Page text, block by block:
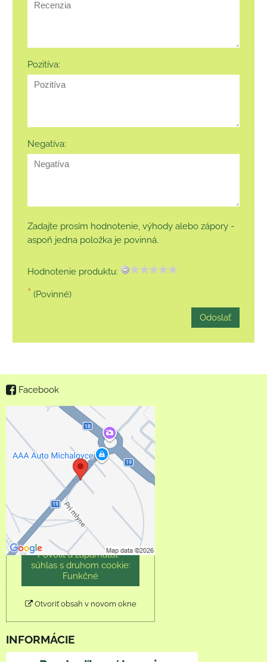
Pozitíva:
Negatíva:
Zadajte prosím hodnotenie, výhody alebo zápory -
aspoň jedna položka je povinná.
Hodnotenie produktu:
* (Povinné)
Odoslať
Facebook
Externý obsah je
blokovaný Voľbami
súkromia
Prajete si načítať externý
obsah?
Povoliť tentokrát
Povoliť a zapamätať -
súhlas s druhom cookie:
Funkčné
Otvoriť obsah v novom okne
INFORMÁCIE